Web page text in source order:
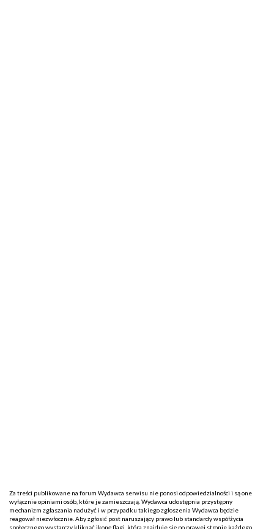
Za treści publikowane na forum Wydawca serwisu nie ponosi odpowiedzialności i są one
wyłącznie opiniami osób, które je zamieszczają. Wydawca udostępnia przystępny
mechanizm zgłaszania nadużyć i w przypadku takiego zgłoszenia Wydawca będzie
reagował niezwłocznie. Aby zgłosić post naruszający prawo lub standardy współżycia
społecznego wystarczy kliknąć ikonę flagi, która znajduje się po prawej stronie każdego